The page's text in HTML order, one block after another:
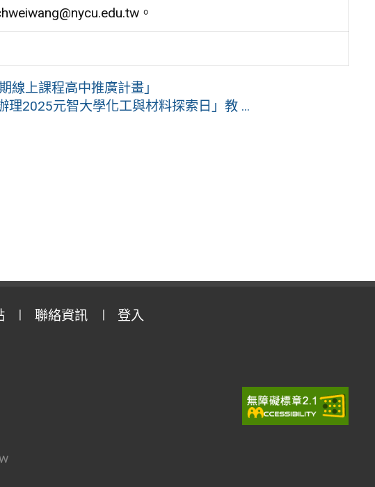
。
線上課程高中推廣計畫」
理2025元智大學化工與材料探索日」教 ...
聯絡資訊 登入